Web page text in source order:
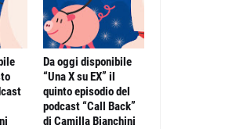
Da oggi disponibile
“Una X su EX” il
quinto episodio del
podcast “Call Back”
di Camilla Bianchini